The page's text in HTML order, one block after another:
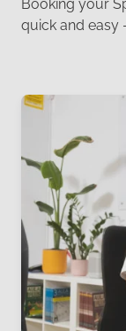
Booking your
quick and easy